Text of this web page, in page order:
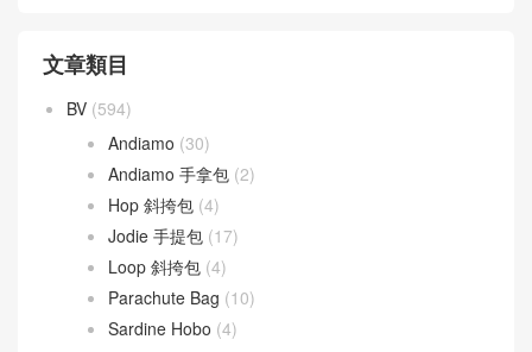
文章類目
BV (594)
Andiamo (30)
Andiamo 手拿包 (2)
Hop 斜挎包 (4)
Jodie 手提包 (17)
Loop 斜挎包 (4)
Parachute Bag (10)
Sardine Hobo (4)